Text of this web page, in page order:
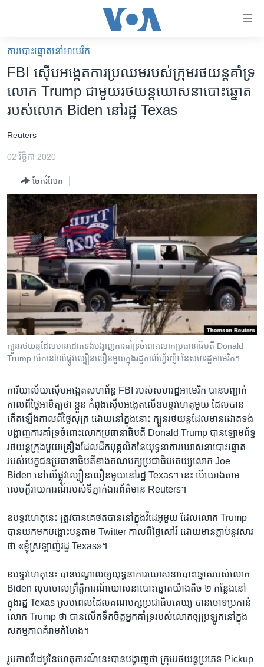
គេហទំព័រ​
ទាក់ទង
និង​
ចូល​
ទំព័រ​
ព័ត៌មាន​​
រំលង​
ចូល​
ទៅ​
ទំព័រ​
សម្ព័ន្ធ​
រំលង​
និង​
ចូល​
ទៅ​
កាន់​
ទំព័រ​
រក
អាមេរិក
ព្រឹត្តិការណ៍ព័ត៌មាន
ទូរទស្សន៍ / វីដេអូ​
វិទ្យុ / ផតខាសថ៍
កម្មវិធីទាំងអស់
Khmer English
បណ្តាញ​សង្គម
ការបោះឆ្នោតនៅអាមេរិក
FBI ស៊ើបអង្កេត​ការប្រឈម​របស់​ក្រុម​រថយន្ត​គាំទ្រ​
លោក Trump ជាមួយ​រថយន្ត​ឃោសនា​បោះឆ្នោត​
របស់​លោក Biden នៅ​រដ្ឋ Texas
​Reuters
02 វិច្ឆិកា 2020
ចែករំលែក
ក្បួន​រថយន្ត​ដែល​មាន​ដោត​ទង់​បង្ហាញ​ការ​គាំទ្រ​ចំពោះ​លោក​ប្រធានាធិបតី Donald
Trump បើក​នៅ​លើ​ផ្លូវ​ល្បឿន​លឿន​មួយ​​​ក្នុងរដ្ឋកាលីហ្វ័រញ៉ា នៃសហរដ្ឋ​អាមេរិក។
ការិយាល័យ​ស៊ើប​អង្កេត​សហព័ន្ធ FBI របស់​សហរដ្ឋ​អាមេរិក បាន​បញ្ជាក់​
កាល​ពី​ថ្ងៃ​អាទិត្យ​ថា ខ្លួន កំពុង​ស៊ើប​អង្កេត​លើ​ឧបទ្ទវហេតុ​មួយ ដែល​បាន​
កើត​ឡើង​កាល​ពី​ថ្ងៃ​សុក្រ ដោយ​នៅ​ក្នុង​នោះ ក្បួន​រថយន្ត​ដែល​មាន​ដោត​ទង់​
បង្ហាញ​ការ​គាំទ្រ​ចំពោះ​លោក​ប្រធានាធិបតី Donald Trump បាន​ឡោមព័ទ្ធ​
រថយន្ត​ក្រុង​មួយ​គ្រឿង​ដែល​ដឹក​បុគ្គលិក​នៃ​យុទ្ធនាការ​ឃោសនា​បោះឆ្នោត​
របស់​បេក្ខជន​ប្រធានាធិបតី​ខាង​គណបក្ស​ប្រជាធិបតេយ្យ​លោក Joe
Biden នៅ​លើ​ផ្លូវ​ល្បឿន​លឿន​មួយ​នៅ​រដ្ឋ Texas។ នេះ​ បើ​យោង​តាម​
សេចក្តី​រាយការណ៍​របស់​ទីភ្នាក់ងារ​ព័ត៌មាន Reuters។
ឧបទ្ទវហេតុ​នេះ ​ត្រូវ​បាន​គេ​ថត​បាន​នៅ​ក្នុង​វីដេអូ​មួយ ដែល​លោក Trump
បាន​យក​មក​បង្ហោះ​បន្ត​តាម Twitter កាលពី​ថ្ងៃ​សៅរ៍ ដោយ​មាន​ភ្ជាប់​នូវ​សារ​
ថា «ខ្ញុំ​ស្រឡាញ់​រដ្ឋ Texas»។
ឧបទ្ទវហេតុ​នេះ​ បាន​បណ្តាល​ឲ្យ​យុទ្ធនាការ​ឃោសនា​បោះឆ្នោត​របស់​លោក
Biden លុបចោល​ព្រឹត្តិការណ៍​ឃោសនា​បោះឆ្នោត​យ៉ាង​តិច ២ កន្លែង​នៅ​
ក្នុង​រដ្ឋ Texas ស្រប​ពេល​ដែល​គណបក្ស​ប្រជាធិបតេយ្យ​ បាន​ចោទ​ប្រកាន់​
លោក Trump ថា ​បាន​លើក​ទឹកចិត្ត​អ្នក​គាំទ្រ​របស់​លោក​ឲ្យ​ប្រឡូក​នៅ​ក្នុង​
សកម្មភាព​គំរាមកំហែង។
រូបភាព​វីដេអូ​នៃ​ហេតុការណ៍​នេះ​បាន​បង្ហាញ​ថា ក្រុម​រថយន្ត​ប្រភេទ Pickup